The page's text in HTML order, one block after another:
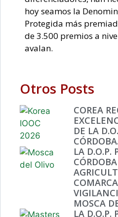
hoy seamos la
Protegida más
de 3.500 premios a
avalan.
Otros Posts
COREA
DE LA
CÓRDOBA.
LA D.O.P.
MOSCA
LA D.O.P.